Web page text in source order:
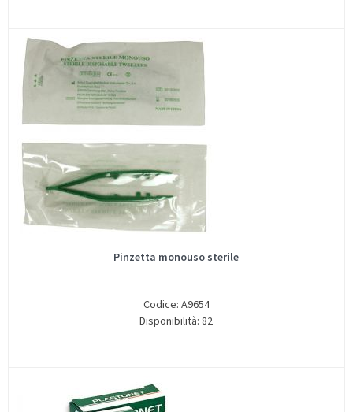
Pinzetta monouso sterile
Codice: A9654
Disponibilità: 82